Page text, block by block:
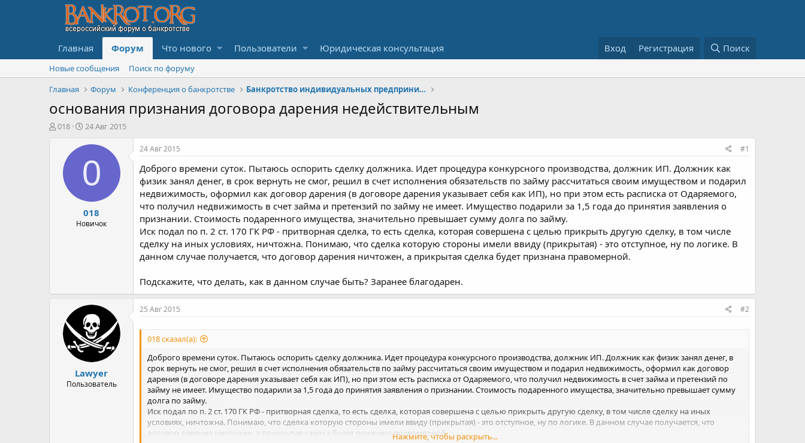
Главная Форум Что нового Пользователи Юридическая консультация Вход Регистрация Поиск
Новые сообщения
Поиск по форуму
Главная
Форум Конференция о банкротстве Банкротство индивидуальных предпринимателей (ИП)
основания признания договора дарения недействительным
А
018
Д
т
н
а
а
л
а
24 Авг 2015
0
018
Новичок
24 Авг 2015 #1
Доброго времени суток. Пытаюсь оспорить сделку должника. Идет процедура конкурсного производства, должник ИП. Должник как
физик занял денег, в срок вернуть не смог, решил в счет исполнения обязательств по займу рассчитаться своим имуществом и подарил
недвижимость, оформил как договор дарения (в договоре дарения указывает себя как ИП), но при этом есть расписка от Одаряемого,
что получил недвижимость в счет займа и претензий по займу не имеет. Имущество подарили за 1,5 года до принятия заявления о
признании. Стоимость подаренного имущества, значительно превышает сумму долга по займу.
Иск подал по п. 2 ст. 170 ГК РФ - притворная сделка, то есть сделка, которая совершена с целью прикрыть другую сделку, в том числе
сделку на иных условиях, ничтожна. Понимаю, что сделка которую стороны имели ввиду (прикрытая) - это отступное, ну по логике. В
данном случае получается, что договор дарения ничтожен, а прикрытая сделка будет признана правомерной.
Подскажите, что делать, как в данном случае быть? Заранее благодарен.
Lawyer
Пользователь
25 Авг 2015 #2
018 сказал(а):
Доброго времени суток. Пытаюсь оспорить сделку должника. Идет процедура конкурсного производства, должник ИП. Должник как физик занял денег, в
срок вернуть не смог, решил в счет исполнения обязательств по займу рассчитаться своим имуществом и подарил недвижимость, оформил как договор
дарения (в договоре дарения указывает себя как ИП), но при этом есть расписка от Одаряемого, что получил недвижимость в счет займа и претензий по
займу не имеет. Имущество подарили за 1,5 года до принятия заявления о признании. Стоимость подаренного имущества, значительно превышает сумму
долга по займу.
Иск подал по п. 2 ст. 170 ГК РФ - притворная сделка, то есть сделка, которая совершена с целью прикрыть другую сделку, в том числе сделку на иных
условиях, ничтожна. Понимаю, что сделка которую стороны имели ввиду (прикрытая) - это отступное, ну по логике. В данном случае получается, что
договор дарения ничтожен, а прикрытая сделка будет признана правомерной.
Нажмите, чтобы раскрыть...